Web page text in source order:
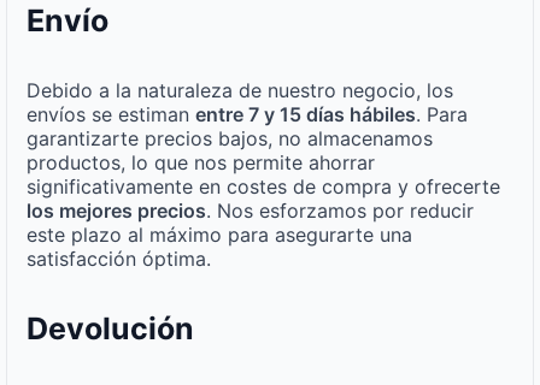
Envío
Debido a la naturaleza de nuestro negocio, los
envíos se estiman entre 7 y 15 días hábiles. Para
garantizarte precios bajos, no almacenamos
productos, lo que nos permite ahorrar
significativamente en costes de compra y ofrecerte
los mejores precios. Nos esforzamos por reducir
este plazo al máximo para asegurarte una
satisfacción óptima.
Devolución